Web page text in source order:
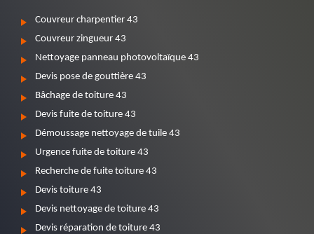
Couvreur charpentier 43
Couvreur zingueur 43
Nettoyage panneau photovoltaïque 43
Devis pose de gouttière 43
Bâchage de toiture 43
Devis fuite de toiture 43
Démoussage nettoyage de tuile 43
Urgence fuite de toiture 43
Recherche de fuite toiture 43
Devis toiture 43
Devis nettoyage de toiture 43
Devis réparation de toiture 43